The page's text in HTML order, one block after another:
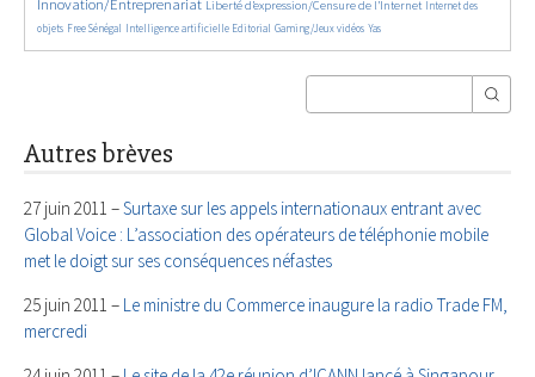
Innovation/Entreprenariat
1369/5650 Liberté d’expression/Censure de l’Internet
48/5650
Internet des
objets
170/5650Free Sénégal
888/5650 Intelligence artificielle
198/5650 Editorial
60/5650 Gaming/Jeux vidéos
25/5650 Yas
Autres brèves
27 juin 2011 –Surtaxe sur les appels internationaux entrant avec
Global Voice : L’association des opérateurs de téléphonie mobile
met le doigt sur ses conséquences néfastes
25 juin 2011 – Le ministre du Commerce inaugure la radio Trade FM,
mercredi